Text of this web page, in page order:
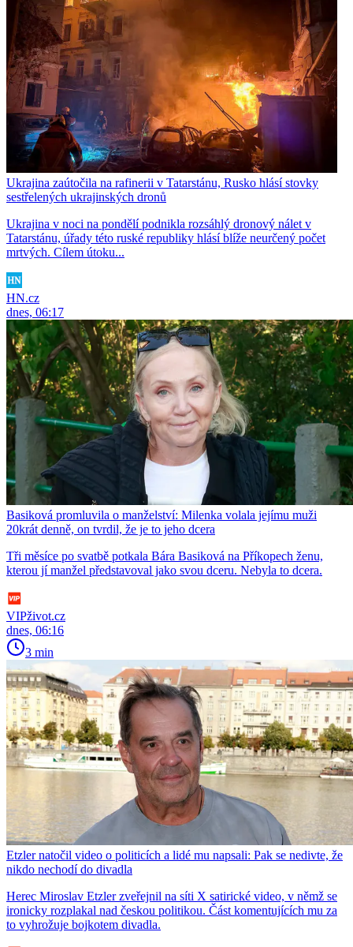
Ukrajina zaútočila na rafinerii v Tatarstánu, Rusko hlásí stovky
sestřelených ukrajinských dronů
Ukrajina v noci na pondělí podnikla rozsáhlý dronový nálet v
Tatarstánu, úřady této ruské republiky hlásí blíže neurčený počet
mrtvých. Cílem útoku...
HN.cz
dnes, 06:17
Basiková promluvila o manželství: Milenka volala jejímu muži
20krát denně, on tvrdil, že je to jeho dcera
Tři měsíce po svatbě potkala Bára Basiková na Příkopech ženu,
kterou jí manžel představoval jako svou dceru. Nebyla to dcera.
VIPživot.cz
dnes, 06:16
3 min
Etzler natočil video o politicích a lidé mu napsali: Pak se nedivte, že
nikdo nechodí do divadla
Herec Miroslav Etzler zveřejnil na síti X satirické video, v němž se
ironicky rozplakal nad českou politikou. Část komentujících mu za
to vyhrožuje bojkotem divadla.